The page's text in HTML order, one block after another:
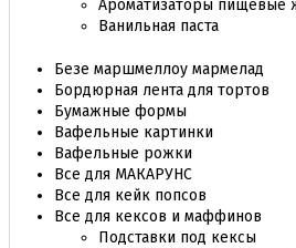
Ароматизаторы пищевые
Ванильная паста
Безе маршмеллоу мармелад
Бордюрная лента для тортов
Бумажные формы
Вафельные картинки
Вафельные рожки
Все для МАКАРУНС
Все для кейк попсов
Все для кексов и маффинов
Подставки под кексы